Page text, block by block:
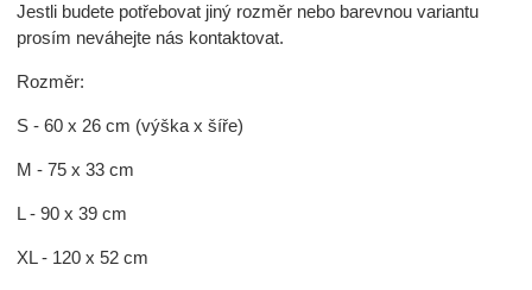
Jestli budete potřebovat jiný rozměr nebo barevnou variantu
prosím neváhejte nás kontaktovat.
Rozměr:
S - 60 x 26 cm (výška x šíře)
M - 75 x 33 cm
L - 90 x 39 cm
XL - 120 x 52 cm